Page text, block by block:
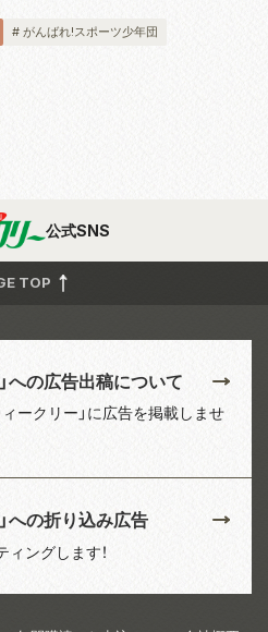
しても伝えられるよう、日頃の練習か
# がんばれ!スポーツ少年団
公式SNS
TOP
への広告出稿について
ークリー」に広告を掲載しませ
への折り込み広告
ングします！